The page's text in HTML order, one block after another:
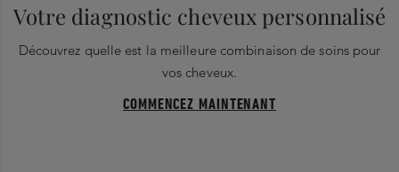
Votre diagnostic cheveux personnalisé
Découvrez quelle est la meilleure combinaison de soins pour
vos cheveux.
COMMENCEZ MAINTENANT